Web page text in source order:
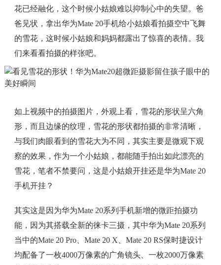
花已经融化，这个时候小姑娘难以抑制心中的失望。爸
爸见状，拿出华为Mate 20手机给小姑娘看拍摄空中飞舞
的雪花，这时候小姑娘和妈妈都露出了惊喜的表情。我
们来看看拍摄的样张吧。
如上视频中的拍摄图片，外观上看，雪花的形状呈六角
形，而且边缘的纹理，雪花的形状都拍摄的非常清晰，
与我们肉眼看到的雪花大为不同，其实主要是微观下观
察的效果，作为一个小姑娘，都能随手拍出如此漂亮的
雪花，笔者不禁要问，这是小姑娘开挂还是华为Mate 20
手机开挂？
其实这是因为华为Mate 20系列手机新增的微距拍摄功
能，因为其搭载全新的徕卡三摄，其中华为Mate 20系列
当中的Mate 20 Pro、Mate 20 X、Mate 20 RS保时捷设计
均配备了一枚4000万像素的广角镜头、一枚2000万像素